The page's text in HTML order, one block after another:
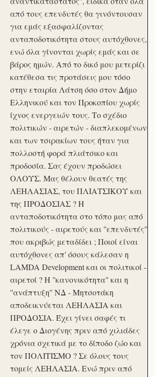
από τους επενδυτές θα γινόντουσαν
για εμάς εξασφαλίζοντας
ανταποδοτικότητα στους αυτόχθονες,
ενώ όλα γίνονται χωρίς εμάς και σε
βάρος ημών. Από το δικό μου μετερίζι
κατέθεσα τις προτάσεις μου τόσο
στην εταιρία Λάτση όσο στον Δήμο
Ελληνικού και τον Προκοπίου χωρίς
ίχνος ενεργειών τους. Το σχέδιο
πολιτικών - αιρετών - διαπλεκομένων
και των τσιρακίων τους ήταν για
πολλοστή φορά πλιάτσικο και
προδοσία. Σας έχουν προδώσει
ΟΛΟΥΣ. Μας θέλουν θεατές της
ΛΕΗΛΑΣΙΑΣ, του ΠΛΙΑΤΣΙΚΟΥ και
της ΠΡΟΔΟΣΙΑΣ ? Η
ανταποδοτικότητα στο τόπο μας από
πολιτικούς - αιρετούς και ''επενδυτές''
που ακριβώς μεταδίδει ; Ποιοί είναι
αυτόχθονες απ' όσους κάλεσαν η
LAMDA Development και οι πολιτικοί -
αιρετοί ? Η ''κανονικότητα'' και η
''ανάπτυξη'' ΝΔ - Μητσοτάκη
αποδεικνύεται ΛΕΗΛΑΣΙΑ και
ΠΡΟΔΟΣΙΑ. Έχει γίνει σαφές τι
έλεγε ο Διογένης πριν από χιλιάδες
χρόνια σχετικά με το δίποδο ζώο και
τον ΠΟΛΙΤΙΣΜΟ ? Σε όλους τους
τομείς ΛΕΗΛΑΣΙΑ. Ενώ πριν από